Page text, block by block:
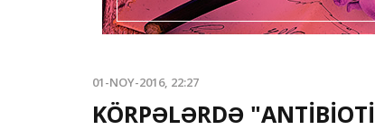
01-NOY-2016, 22:27
KÖRPƏLƏRDƏ